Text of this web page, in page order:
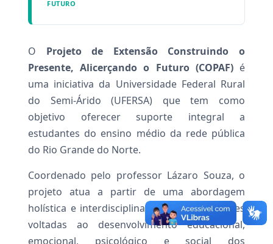
FUTURO
O Projeto de Extensão Construindo o
Presente, Alicerçando o Futuro (COPAF)é
uma iniciativa da Universidade Federal Rural
do Semi-Árido (UFERSA) que tem como
objetivo oferecer suporte integral a
estudantes do ensino médio da rede pública
do Rio Grande do Norte.
Coordenado pelo professor Lázaro Souza, o
projeto atua a partir de uma abordagem
holística e interdisciplinar, promovendo ações
voltadas ao desenvolvimento educacional,
emocional, psicológico e social dos